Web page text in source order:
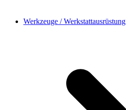
Werkzeuge / Werkstattausrüstung